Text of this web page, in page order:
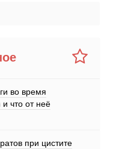
во время
что от неё
при цистите